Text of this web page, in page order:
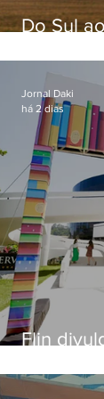
Do Sul
Flin
começa
Jornal Daki
há 2 dias